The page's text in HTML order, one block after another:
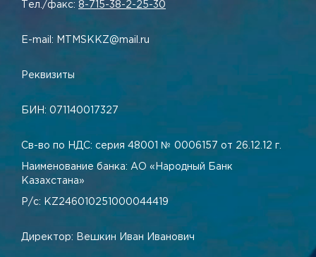
Тел./факс: 8-715-38-2-25-30
E-mail: MTMSKKZ@mail.ru
Реквизиты
БИН: 071140017327
Св-во по НДС: серия 48001 № 0006157 от 26.12.12 г.
Наименование банка: АО «Народный Банк
Казахстана»
Р/с: KZ246010251000044419
Директор: Вешкин Иван Иванович